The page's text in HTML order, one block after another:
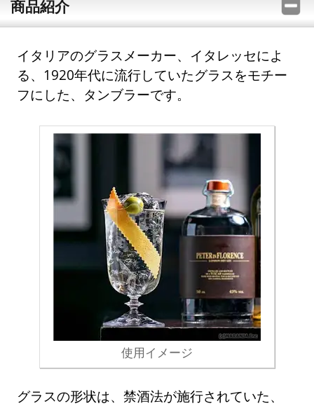
商品紹介
イタリアのグラスメーカー、イタレッセによ
る、1920年代に流行していたグラスをモチー
フにした、タンブラーです。
使用イメージ
グラスの形状は、禁酒法が施行されていた、